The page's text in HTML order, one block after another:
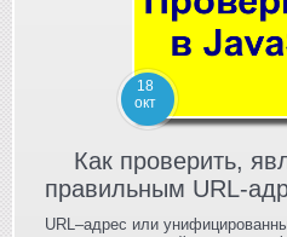
18
окт
Как проверить,
правильным URL-
URL–адрес или